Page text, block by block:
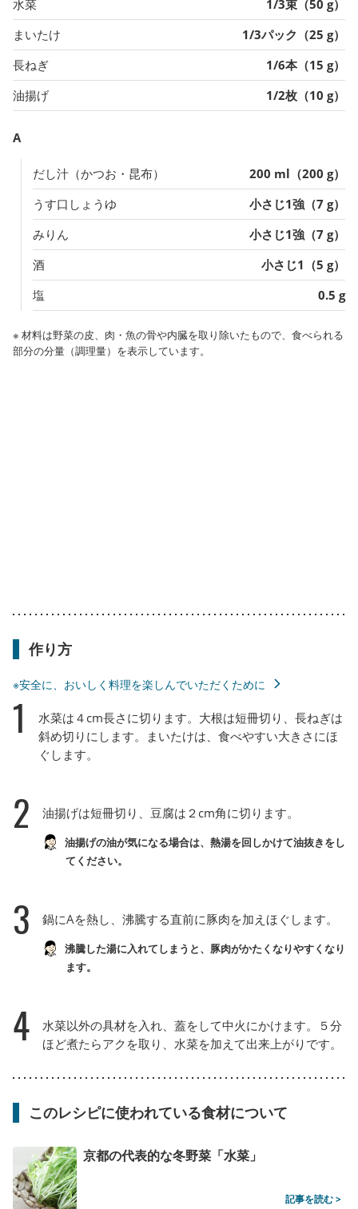
水菜
1/3束（50 g）
まいたけ
1/3パック（25 g）
長ねぎ
1/6本（15 g）
油揚げ
1/2枚（10 g）
A
だし汁（かつお・昆布）
200 ml（200 g）
うす口しょうゆ
小さじ1強（7 g）
みりん
小さじ1強（7 g）
酒
小さじ1（5 g）
塩
0.5 g
※ 材料は野菜の皮、肉・魚の骨や内臓を取り除いたもので、食べられる
部分の分量（調理量）を表示しています。
作り方
※安全に、おいしく料理を楽しんでいただくために
1
水菜は４cm長さに切ります。大根は短冊切り、長ねぎは
斜め切りにします。まいたけは、食べやすい大きさにほ
ぐします。
2 油揚げは短冊切り、豆腐は２cm角に切ります。
油揚げの油が気になる場合は、熱湯を回しかけて油抜きをし
てください。
3 鍋にAを熱し、沸騰する直前に豚肉を加えほぐします。
沸騰した湯に入れてしまうと、豚肉がかたくなりやすくなり
ます。
4
水菜以外の具材を入れ、蓋をして中火にかけます。５分
ほど煮たらアクを取り、水菜を加えて出来上がりです。
このレシピに使われている食材について
京都の代表的な冬野菜「水菜」
記事を読む >